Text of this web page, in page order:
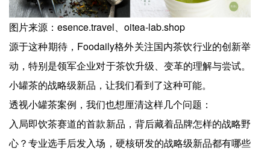
图片来源：esence.travel、oitea-lab.shop
源于这种期待，Foodaily格外关注国内茶饮行业的创新举
动，特别是领军企业对于茶饮升级、变革的理解与尝试。
小罐茶的战略级新品，让我们看到了这种可能。
透视小罐茶案例，我们也想厘清这样几个问题：
入局即饮茶赛道的首款新品，背后藏着品牌怎样的战略野
心？专业选手后发入场，硬核研发的战略级新品都有哪些